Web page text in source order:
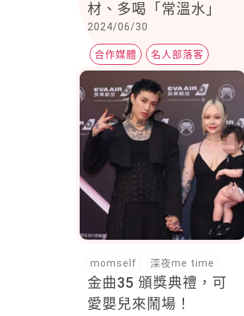
材、多喝「常溫水」
2024/06/30
合作媒體 名人部落客
UDN元氣網
momself 深夜me time
金曲35 頒獎典禮，可
愛嬰兒來鬧場！